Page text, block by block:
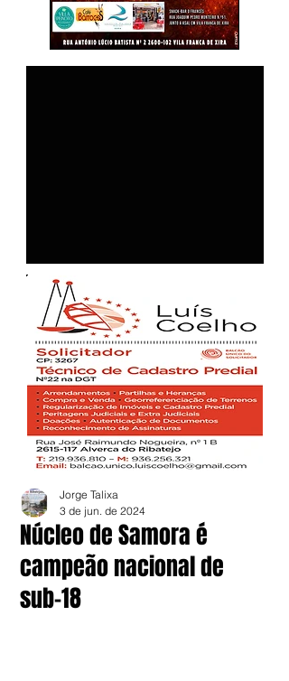
Núcleo de Samora é
campeão nacional de
sub-18
Jorge Talixa
3 de jun. de 2024